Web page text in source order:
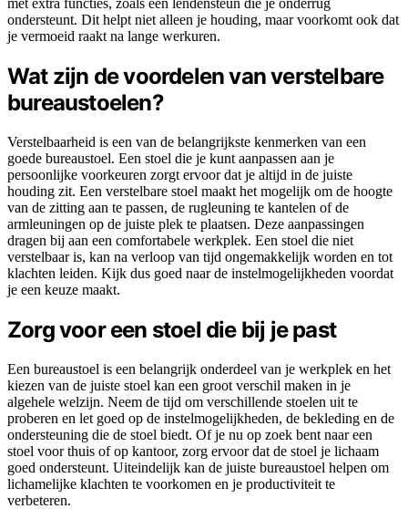
met extra functies, zoals een lendensteun die je onderrug
ondersteunt. Dit helpt niet alleen je houding, maar voorkomt ook dat
je vermoeid raakt na lange werkuren.
Wat zijn de voordelen van verstelbare
bureaustoelen?
Verstelbaarheid is een van de belangrijkste kenmerken van een
goede bureaustoel. Een stoel die je kunt aanpassen aan je
persoonlijke voorkeuren zorgt ervoor dat je altijd in de juiste
houding zit. Een verstelbare stoel maakt het mogelijk om de hoogte
van de zitting aan te passen, de rugleuning te kantelen of de
armleuningen op de juiste plek te plaatsen. Deze aanpassingen
dragen bij aan een comfortabele werkplek. Een stoel die niet
verstelbaar is, kan na verloop van tijd ongemakkelijk worden en tot
klachten leiden. Kijk dus goed naar de instelmogelijkheden voordat
je een keuze maakt.
Zorg voor een stoel die bij je past
Een bureaustoel is een belangrijk onderdeel van je werkplek en het
kiezen van de juiste stoel kan een groot verschil maken in je
algehele welzijn. Neem de tijd om verschillende stoelen uit te
proberen en let goed op de instelmogelijkheden, de bekleding en de
ondersteuning die de stoel biedt. Of je nu op zoek bent naar een
stoel voor thuis of op kantoor, zorg ervoor dat de stoel je lichaam
goed ondersteunt. Uiteindelijk kan de juiste bureaustoel helpen om
lichamelijke klachten te voorkomen en je productiviteit te
verbeteren.